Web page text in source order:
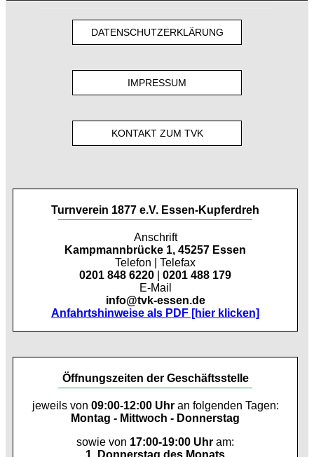
DATENSCHUTZERKLÄRUNG
IMPRESSUM
KONTAKT ZUM TVK
Turnverein 1877 e.V. Essen-Kupferdreh
Anschrift
Kampmannbrücke 1, 45257 Essen
Telefon | Telefax
0201 848 6220
0201 488 179
E-Mail
info@tvk-essen.de
Anfahrtshinweise als PDF [hier klicken]
Öffnungszeiten der Geschäftsstelle
jeweils von 09:00-12:00 Uhran folgenden Tagen:
Montag - Mittwoch - Donnerstag
sowie von 17:00-19:00 Uhr am:
1. Donnerstag des Monats